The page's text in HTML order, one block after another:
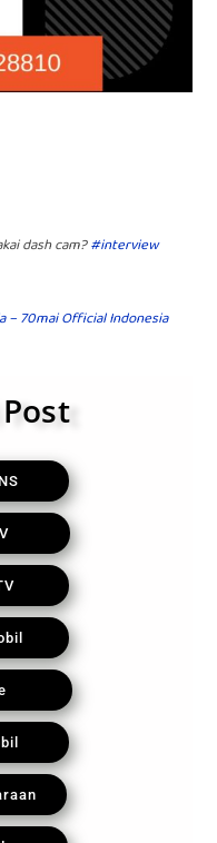
dash cam?#interview
– 70mai Official Indonesia